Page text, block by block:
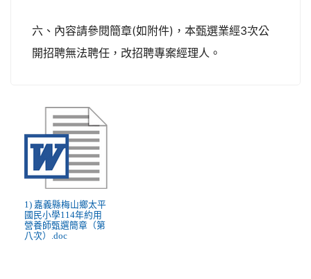
六、內容請參閱簡章(如附件)，本甄選業經3次公
開招聘無法聘任，改招聘專案經理人。
1) 嘉義縣梅山鄉太平
國民小學114年約用
營養師甄選簡章（第
八次）.doc